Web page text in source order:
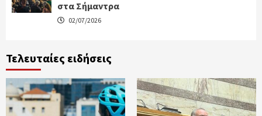
στα Σήμαντρα
02/07/2026
Τελευταίες ειδήσεις